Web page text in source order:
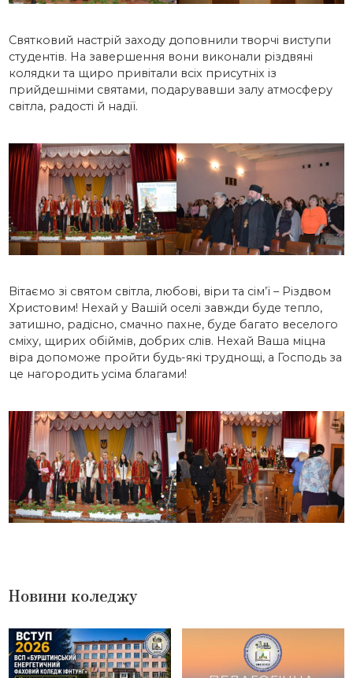
Святковий настрій заходу доповнили творчі виступи
студентів. На завершення вони виконали різдвяні
колядки та щиро привітали всіх присутніх із
прийдешніми святами, подарувавши залу атмосферу
світла, радості й надії.
Вітаємо зі святом світла, любові, віри та сім’ї – Різдвом
Христовим! Нехай у Вашій оселі завжди буде тепло,
затишно, радісно, смачно пахне, буде багато веселого
сміху, щирих обіймів, добрих слів. Нехай Ваша міцна
віра допоможе пройти будь-які труднощі, а Господь за
це нагородить усіма благами!
Новини коледжу